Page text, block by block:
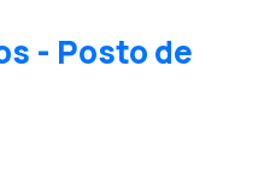
- Posto de